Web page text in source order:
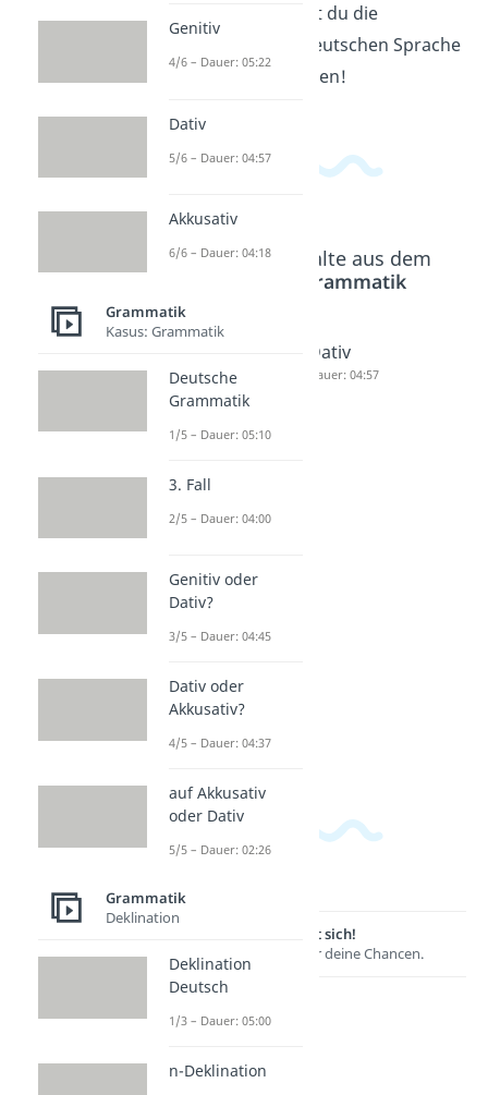
diesem Video wirst du die
Grundlagen der deutschen Sprache
viel besser verstehen!
Beliebte Inhalte aus dem
Grammatik
tiv
Dauer: 05:04
Dativ
Dauer: 04:57
Lernen lohnt sich!
Entdecke hier deine Chancen.
Genitiv
4/6 – Dauer: 05:22
Dativ
5/6 – Dauer: 04:57
Akkusativ
6/6 – Dauer: 04:18
Grammatik
Kasus: Grammatik
Deutsche
Grammatik
1/5 – Dauer: 05:10
3. Fall
2/5 – Dauer: 04:00
Genitiv oder
Dativ?
3/5 – Dauer: 04:45
Dativ oder
Akkusativ?
4/5 – Dauer: 04:37
auf Akkusativ
oder Dativ
5/5 – Dauer: 02:26
Grammatik
Deklination
Deklination
Deutsch
1/3 – Dauer: 05:00
n-Deklination